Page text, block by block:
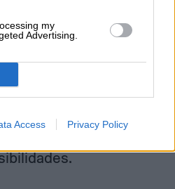
my
Advertising.
Access Privacy Policy
el brillo e iniciar
sino que también
de que iluminen al
unas luces te habían